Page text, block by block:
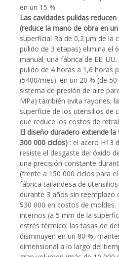
en un 15 %.
Las cavidades pulidas
(reduce la mano de obra en
superficial Ra de 0,2 μm de la
pulido de 3 etapas) elimina el
manual; una fábrica de EE.
pulido de 4 horas a 1,6 horas
(5400/mes). en un 20 % (de
sistema de presión de aire
MPa) también evita rayones;
superficie de los utensilios de
que reduce los costos de
El diseño duradero extiende
300 000 ciclos) : el acero H13
resiste el desgaste del óxido
una precisión constante
(frente a 150 000 ciclos para
fábrica tailandesa de
durante 3 años sin reemplazo
$30 000 en costos de
internos (a 5 mm de la
estrés térmico: las tasas de
disminuyen en un 80 %,
dimensional a lo largo del